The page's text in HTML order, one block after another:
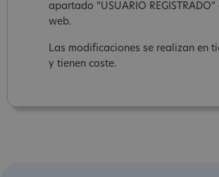
apartado “USUARIO
web.
Las modificaciones se realizan en
y tienen coste.